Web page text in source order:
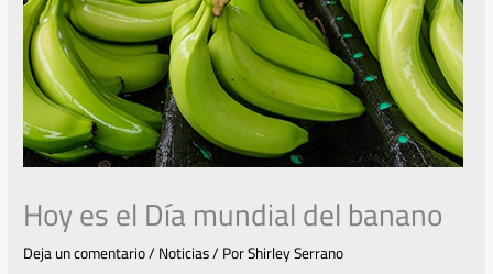
Hoy es el Día mundial del banano
Deja un comentario/Noticias/ PorShirley Serrano